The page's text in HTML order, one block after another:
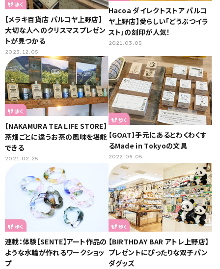
歩く
【メラキ百貨店 パルコヤ上野店】
大切な人へのクリスマスプレゼン
トが見つかる
2023.12.05
Hacoa ダイレクトストア パルコ
ヤ上野店】愛らしい「どうぶつイラ
スト」の刻印が人気！
2021.03.05
歩く
【NAKAMURA TEA LIFE STORE】
茶畑ごとに違うお茶の風味を堪能
できる
2021.02.25
歩く
【GOAT】手元にあるとわくわくす
るMade in Tokyoの文具
2022.08.05
歩く
連載：体験【SENTE】アート作品の
ような水輪が作れるワークショッ
プ
歩く
【BIRTHDAY BAR アトレ上野店】
プレゼントにぴったりな双子パン
ダグッズ